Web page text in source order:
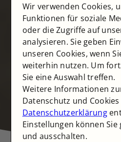
Wir verwenden Cookies,
Funktionen für soziale
oder die Zugriffe auf
analysieren. Sie geben
unseren Cookies, wenn
weiterhin nutzen. Um
Sie eine Auswahl treffen.
Weitere Informationen
Datenschutz und
Datenschutzerklärung
Einstellungen können
und ausschalten.